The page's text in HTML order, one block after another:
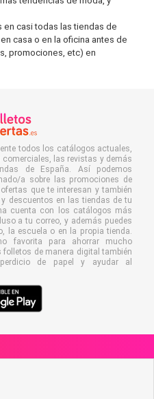
casi todas las tiendas de
casa o en la oficina antes de
promociones, etc) en
todos los catálogos actuales,
las revistas y demás
de España. Así podemos
a sobre las promociones de
que te interesan y también
descuentos en las tiendas de tu
cuenta con los catálogos más
a tu correo, y además puedes
la escuela o en la propia tienda.
favorita para ahorrar mucho
de manera digital también
de papel y ayudar al